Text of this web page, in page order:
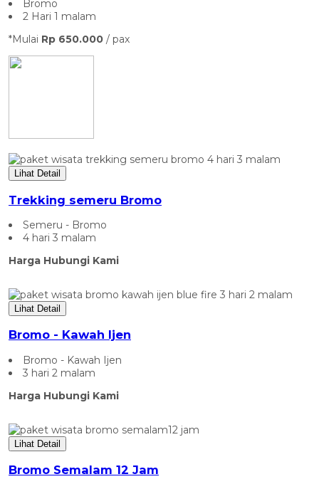
Bromo
2 Hari 1 malam
*Mulai Rp 650.000 / pax
Lihat Detail
Trekking semeru Bromo
Semeru - Bromo
4 hari 3 malam
Harga Hubungi Kami
Lihat Detail
Bromo - Kawah Ijen
Bromo - Kawah Ijen
3 hari 2 malam
Harga Hubungi Kami
Lihat Detail
Bromo Semalam 12 Jam